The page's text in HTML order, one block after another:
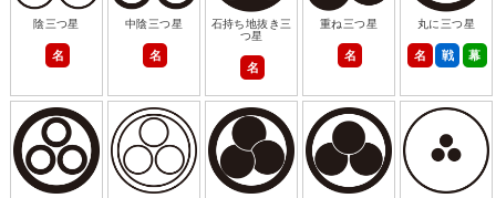
陰三つ星
名
中陰三つ星
名
石持ち地抜き三
つ星
名
重ね三つ星
名
丸に三つ星
名 戦 幕